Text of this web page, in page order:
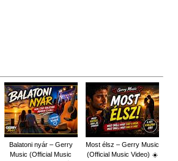
Balatoni nyár – Gerry
Music (Official Music
Most élsz – Gerry Music
(Official Music Video) ☀️